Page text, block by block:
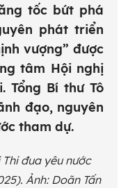
tốc bứt phá
phát triển
vượng” được
tâm Hội nghị
Tổng Bí thư Tô
đạo, nguyên
tham dự.
đua yêu nước
Ảnh: Doãn Tấn